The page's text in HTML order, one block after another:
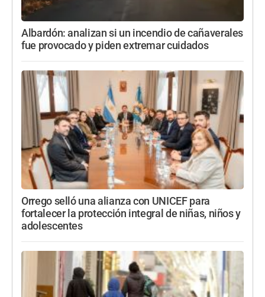
Albardón: analizan si un incendio de cañaverales
fue provocado y piden extremar cuidados
Orrego selló una alianza con UNICEF para
fortalecer la protección integral de niñas, niños y
adolescentes